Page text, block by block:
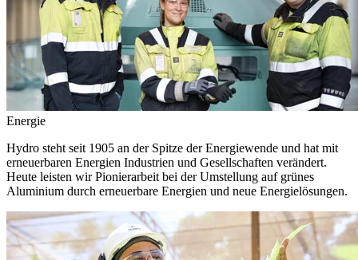
Energie
Hydro steht seit 1905 an der Spitze der Energiewende und hat mit
erneuerbaren Energien Industrien und Gesellschaften verändert.
Heute leisten wir Pionierarbeit bei der Umstellung auf grünes
Aluminium durch erneuerbare Energien und neue Energielösungen.